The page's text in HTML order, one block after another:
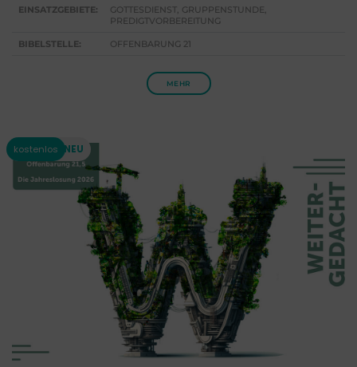
EINSATZGEBIETE:
GOTTESDIENST, GRUPPENSTUNDE,
PREDIGTVORBEREITUNG
BIBELSTELLE: OFFENBARUNG 21
MEHR